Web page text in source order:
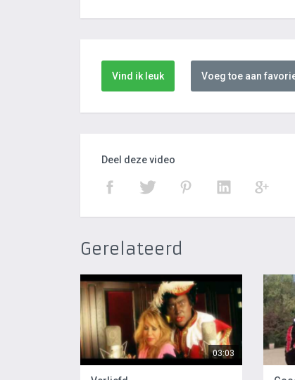
Vind ik leuk Voeg toe aan
Deel deze video
Gerelateerd
03:03